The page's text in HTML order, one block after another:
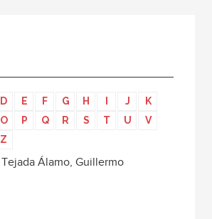
D E F G H J
K
O P Q R S T U
V
Z
Tejada Álamo, Guillermo